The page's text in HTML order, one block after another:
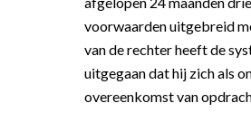
voorwaarden uitgebreid
van de rechter heeft de
uitgegaan dat hij zich als
overeenkomst van